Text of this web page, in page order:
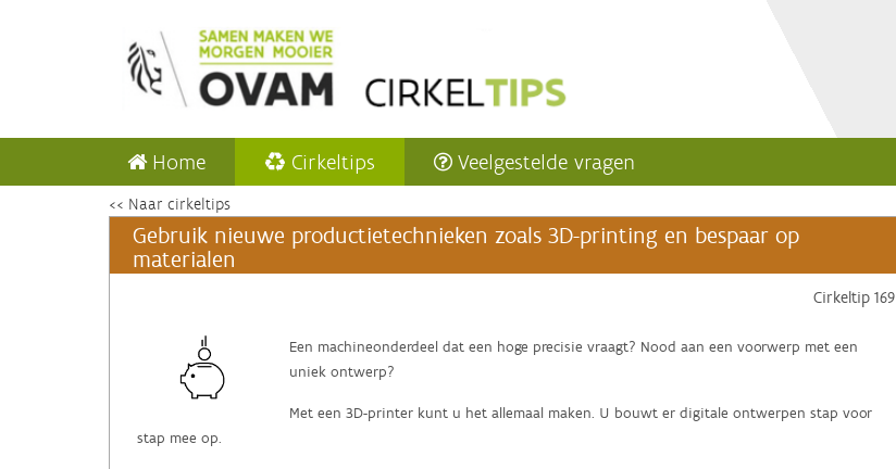
Home Cirkeltips Veelgestelde vragen
<< Naar cirkeltips
Gebruik nieuwe productietechnieken zoals 3D-printing en bespaar op
materialen
Cirkeltip 169
Een machineonderdeel dat een hoge precisie vraagt? Nood aan een voorwerp met een
uniek ontwerp?
Met een 3D-printer kunt u het allemaal maken. U bouwt er digitale ontwerpen stap voor
stap mee op.